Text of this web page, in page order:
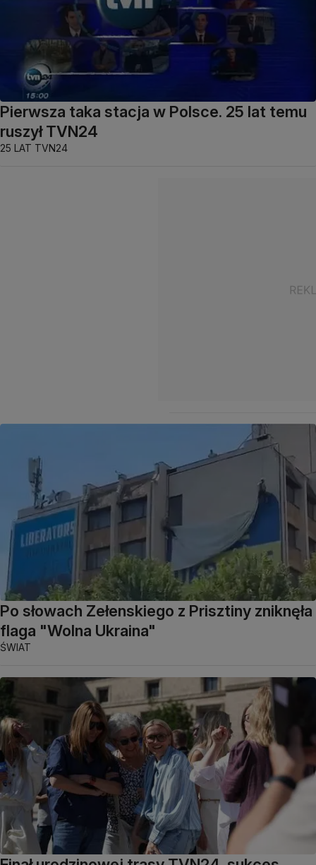
Pierwsza taka stacja w Polsce. 25 lat temu
ruszył TVN24
25 LAT TVN24
Po słowach Zełenskiego z Prisztiny zniknęła
flaga "Wolna Ukraina"
ŚWIAT